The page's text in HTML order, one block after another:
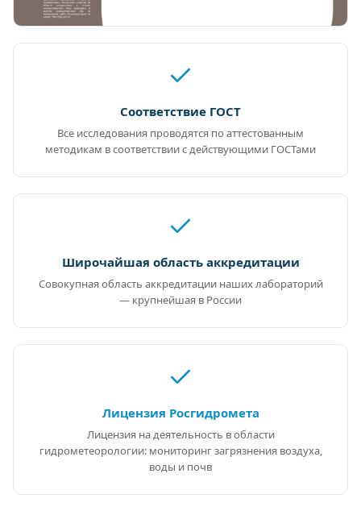
Соответствие ГОСТ
Все исследования проводятся по аттестованным
методикам в соответствии с действующими ГОСТами
Широчайшая область аккредитации
Совокупная область аккредитации наших лабораторий
— крупнейшая в России
Лицензия Росгидромета
Лицензия на деятельность в области
гидрометеорологии: мониторинг загрязнения воздуха,
воды и почв